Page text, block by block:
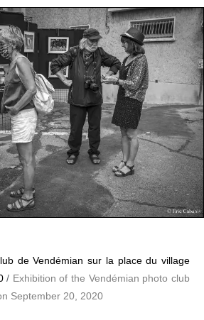
de Vendémian sur la place du village
/ Exhibition of the Vendémian photo club
September 20, 2020